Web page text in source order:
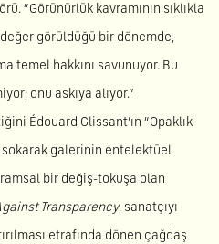
“Görünürlük kavramının sıklıkla
görüldüğü bir dönemde,
temel hakkını savunuyor. Bu
onu askıya alıyor.”
Édouard Glissant’ın “Opaklık
sokarak galerinin entelektüel
bir değiş-tokuşa olan
Transparency, sanatçıyı
etrafında dönen çağdaş